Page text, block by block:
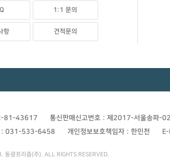
1:1 문의
항 견적문의
81-43617
통신판매신고번호 : 제2017-서울송파-
: 031-533-6458 개인정보보호책임자 : 한민천
동광프리즘(주). ALL RIGHTS RESERVED.